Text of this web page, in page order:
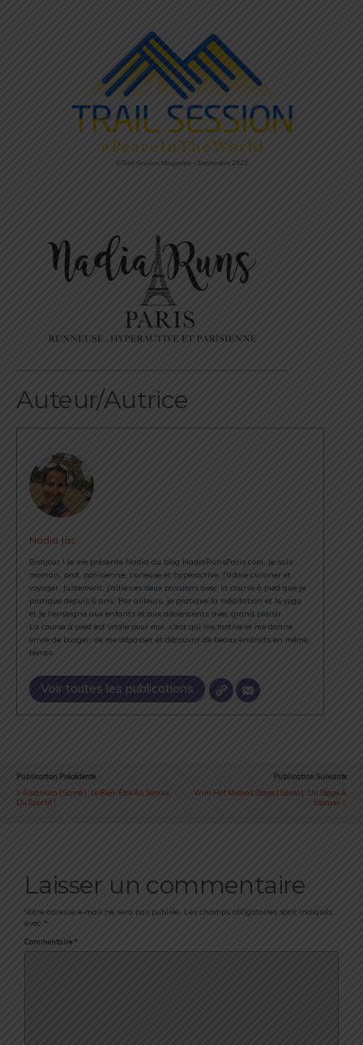
©Trail Session Magazine – Septembre 2022
Auteur/Autrice
Nadia Jas
Bonjour ! Je me présente Nadia du blog NadiaRunsParis.com, je suis
maman, prof, parisienne, curieuse et hyperactive. J'adore cuisiner et
voyager. Justement, j'allie ces deux passions avec la course à pied que je
pratique depuis 8 ans. Par ailleurs, je pratique la méditation et le yoga
et je l'enseigne aux enfants et aux adolescents avec grand plaisir.
La course à pied est vitale pour moi, c'est qui me motive et me donne
envie de bouger, de me dépasser et découvrir de beaux endroits en même
temps.
Voir toutes les publications
Publication Précédente
Alsarnica [ Santé ] : Le Bien-Être Au Service
Du Sportif !
Publication Suivante
Wim Hof Method Stage [ Santé ] : Un Stage À
Essayer
Laisser un commentaire
Votre adresse e-mail ne sera pas publiée. Les champs obligatoires sont indiqués
avec *
Commentaire *